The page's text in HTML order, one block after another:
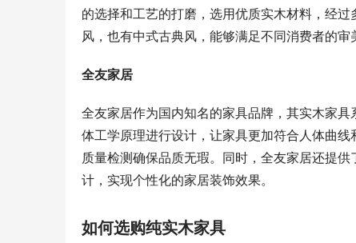
的选择和工艺的打磨，选用优质实木材料，经
风，也有中式古典风，能够满足不同消费者的审
全友家居
全友家居作为国内知名的家具品牌，其实木家
体工学原理进行设计，让家具更加符合人体曲
质量检测确保品质无瑕。同时，全友家居还提
计，实现个性化的家居装饰效果。
如何选购纯实木家具